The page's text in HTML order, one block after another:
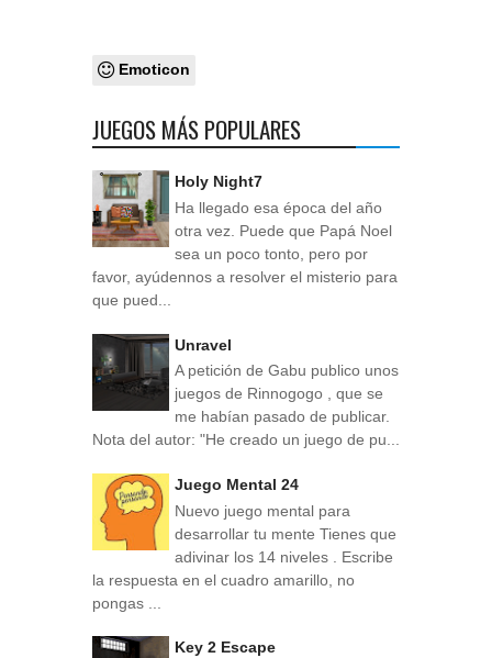
Emoticon
JUEGOS MÁS POPULARES
Holy Night7
Ha llegado esa época del año
otra vez. Puede que Papá Noel
sea un poco tonto, pero por
favor, ayúdennos a resolver el misterio para
que pued...
Unravel
A petición de Gabu publico unos
juegos de Rinnogogo , que se
me habían pasado de publicar.
Nota del autor: "He creado un juego de pu...
Juego Mental 24
Nuevo juego mental para
desarrollar tu mente Tienes que
adivinar los 14 niveles . Escribe
la respuesta en el cuadro amarillo, no
pongas ...
Key 2 Escape